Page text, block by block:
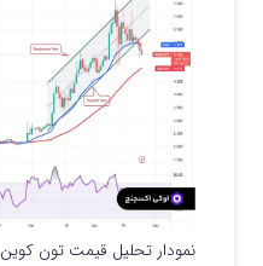
نمودار تحلیل قیمت تون کوین